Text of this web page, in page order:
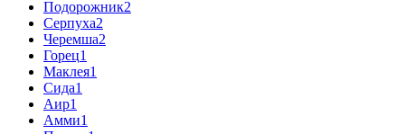
Подорожник2
Серпуха2
Черемша2
Горец1
Маклея1
Сида1
Аир1
Амми1